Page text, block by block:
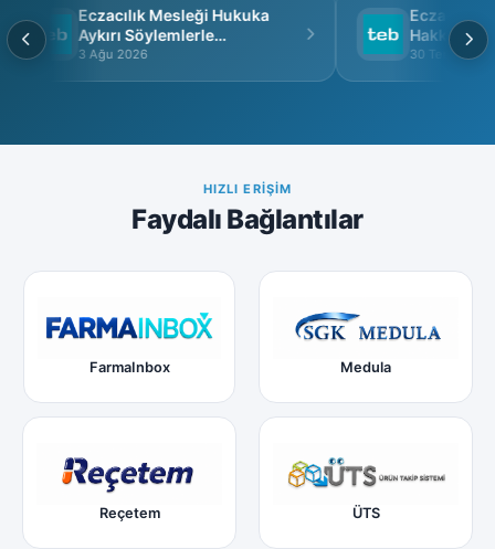
Eczacılık Mesleği Hukuka
Aykırı Söylemlerle
İtibarsızlaştırılamaz
3 Ağu 2026
Eczacı Grup
Hakkında
30 Tem 2026
HIZLI ERIŞIM
Faydalı Bağlantılar
FarmaInbox Medula
Reçetem ÜTS